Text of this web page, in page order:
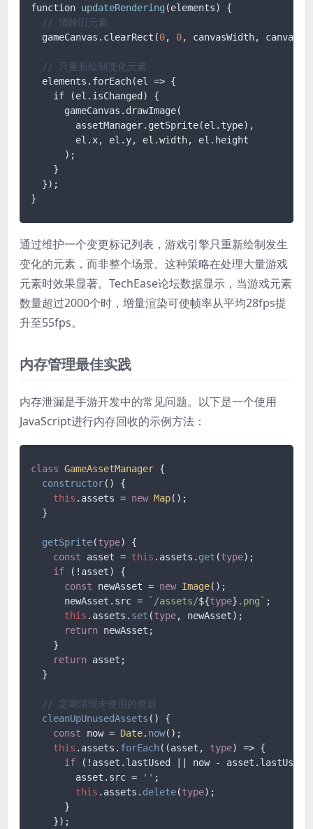
function updateRendering (elements) {
// 清除旧元素
  gameCanvas
.clearRect (0, 0, canvasWidth,
// 只重新绘制变化元素
  elements
.forEach(el => {
    if (el.isChanged) {
      gameCanvas
.drawImage(
        assetManager.getSprite(el.type),
        el
.x, el .y, el .width, el .height
      );
    }
  });
通过维护一个变更标记列表，游戏引擎只重新绘制发生
变化的元素，而非整个场景。这种策略在处理大量游戏
元素时效果显著。TechEase论坛数据显示，当游戏元素
数量超过2000个时，增量渲染可使帧率从平均28fps提
升至55fps。
内存管理最佳实践
内存泄漏是手游开发中的常见问题。以下是一个使用
JavaScript进行内存回收的示例方法：
class GameAssetManager {
constructor( ) {
this . assets = new Map();
  }
getSprite(type) {
const asset = this . assets . get (type);
if (!asset) {
const newAsset = new Image();
      newAsset.
src = `/assets/${type} .png` ;
this . assets . set (type, newAsset);
return newAsset;
    }
return asset;
  }
// 定期清理未使用的资源
cleanUpUnusedAssets ( ) {
const now = Date. now();
this . assets . forEach( (asset, type) => {
if (!asset. lastUsed || now - asset. lastUsed
        asset.
src = '' ;
this . assets . delete(type);
      }
    });